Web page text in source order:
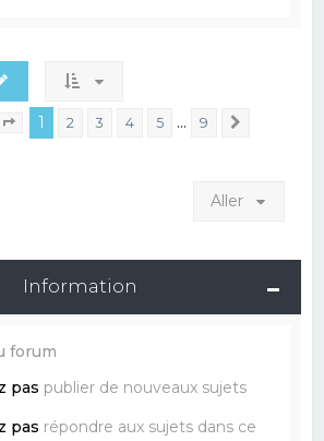
Page sur 9
1 2 3 4 5 … 9
Aller
Information
forum
pas publier de nouveaux sujets
pas répondre aux sujets dans ce